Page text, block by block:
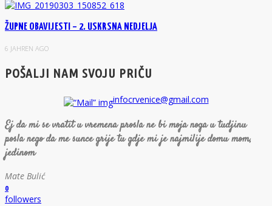
ŽUPNE OBAVIJESTI – 2. USKRSNA NEDJELJA
6 JAHREN AGO
POŠALJI NAM SVOJU PRIČU
infocrvenice@gmail.com
Ej da mi se vratit u vremena prosla ne bi moja noga u tudjinu
posla nego da me sunce grije tu gdje mi je najmilije domu mom,
jedinom
Mate Bulić
0
followers